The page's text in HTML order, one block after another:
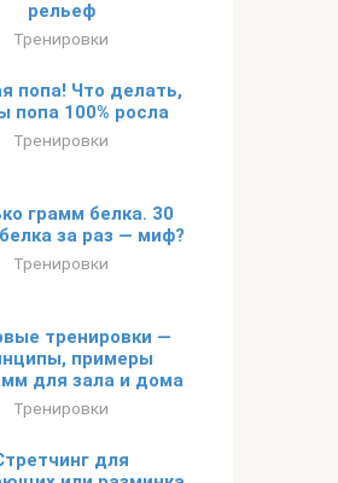
рельеф
Тренировки
попа! Что делать,
попа 100% росла
Тренировки
грамм белка. 30
за раз — миф?
Тренировки
тренировки —
примеры
для зала и дома
Тренировки
для